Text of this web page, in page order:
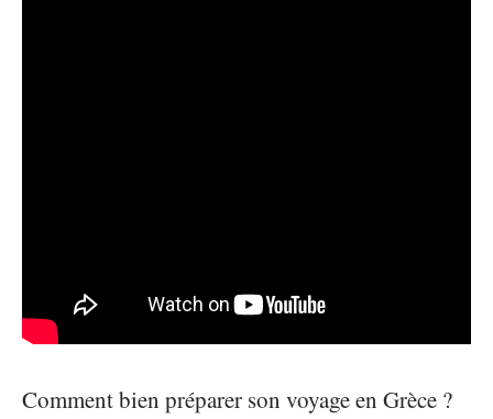
Comment bien préparer son voyage en Grèce ?